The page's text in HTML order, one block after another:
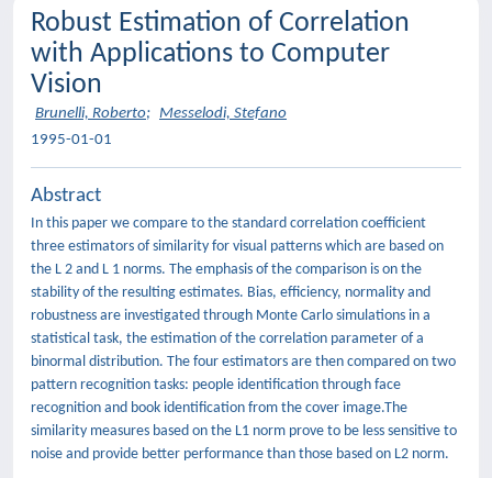
Robust Estimation of Correlation
with Applications to Computer
Vision
Brunelli, Roberto; Messelodi, Stefano
1995-01-01
Abstract
In this paper we compare to the standard correlation coefficient
three estimators of similarity for visual patterns which are based on
the L 2 and L 1 norms. The emphasis of the comparison is on the
stability of the resulting estimates. Bias, efficiency, normality and
robustness are investigated through Monte Carlo simulations in a
statistical task, the estimation of the correlation parameter of a
binormal distribution. The four estimators are then compared on two
pattern recognition tasks: people identification through face
recognition and book identification from the cover image.The
similarity measures based on the L1 norm prove to be less sensitive to
noise and provide better performance than those based on L2 norm.